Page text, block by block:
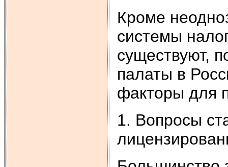
Кроме
системы
существуют,
палаты в
факторы для
1. Вопросы